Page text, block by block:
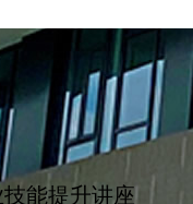
能提升讲座